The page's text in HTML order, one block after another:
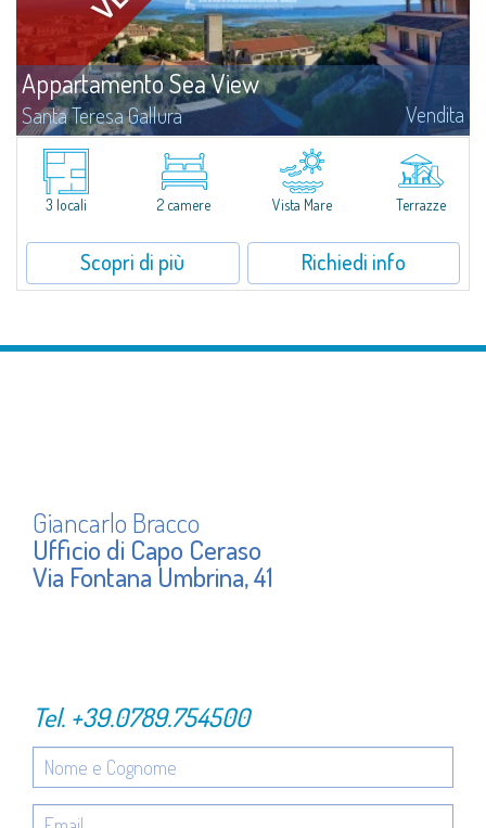
Appartamento Sea View
Santa Teresa Gallura Vendita
​A San Pasquale, tipico paesino della Gallura, vicino a Porto Pollo e ad
alcune delle più belle spiagge dell’area, è in vendita un grazioso
appartamento trilocale con grande terrazza panoramica vista mare.Il...
3 locali
2 camere Vista Mare Terrazze
Scopri di più Richiedi info
Giancarlo Bracco
Ufficio di Capo Ceraso
Via Fontana Umbrina, 41
Tel. +39.0789.754500